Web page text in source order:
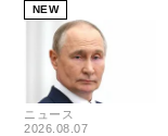
NEW
ニュース
2026.08.07